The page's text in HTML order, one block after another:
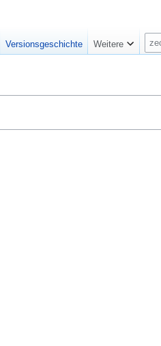
Versionsgeschichte Weitere